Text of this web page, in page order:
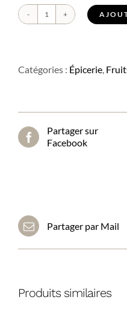
quantité
salée
Catégories : Épicerie,
Partager sur
Facebook
Partager par Mail
Produits similaires